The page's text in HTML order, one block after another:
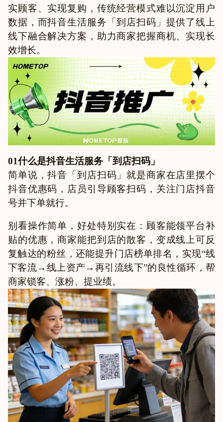
实顾客、实现复购，传统经营模式难以沉淀用户
数据，而抖音生活服务「到店扫码」提供了线上
线下融合解决方案，助力商家把握商机、实现长
效增长。
01什么是抖音生活服务「到店扫码」
简单说，抖音「到店扫码」就是商家在店里摆个
抖音优惠码，店员引导顾客扫码，关注门店抖音
号并下单就行。
别看操作简单，好处特别实在：顾客能领平台补
贴的优惠，商家能把到店的散客，变成线上可反
复触达的粉丝，还能提升门店榜单排名，实现“线
下客流→线上资产→再引流线下”的良性循环，帮
商家锁客、涨粉、提业绩。